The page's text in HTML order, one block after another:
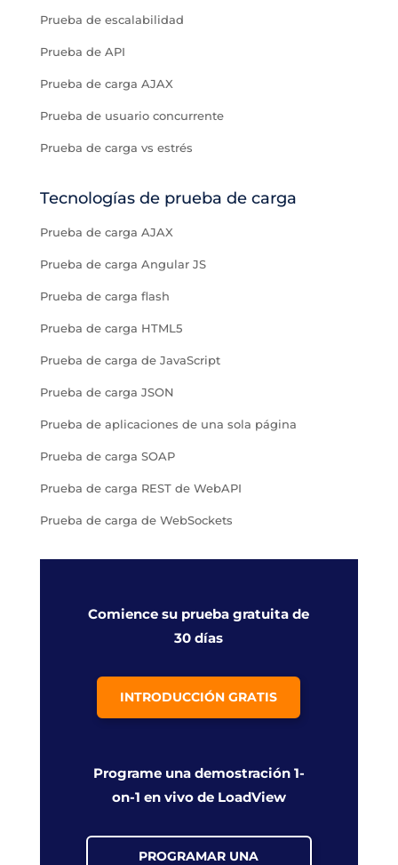
Prueba de escalabilidad
Prueba de API
Prueba de carga AJAX
Prueba de usuario concurrente
Prueba de carga vs estrés
Tecnologías de prueba de carga
Prueba de carga AJAX
Prueba de carga Angular JS
Prueba de carga flash
Prueba de carga HTML5
Prueba de carga de JavaScript
Prueba de carga JSON
Prueba de aplicaciones de una sola página
Prueba de carga SOAP
Prueba de carga REST de WebAPI
Prueba de carga de WebSockets
Comience su prueba gratuita de
30 días
INTRODUCCIÓN GRATIS
Programe una demostración 1-
on-1 en vivo de LoadView
PROGRAMAR UNA